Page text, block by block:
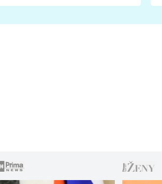
Proč je podle nich falešná a